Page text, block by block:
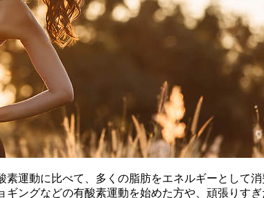
素運動に比べて、多くの脂肪をエネルギーとして
ギングなどの有酸素運動を始めた方や、頑張りす